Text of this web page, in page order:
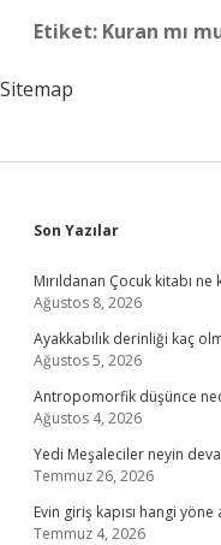
Etiket: Kuran mı
Sitemap
Sidebar
Son Yazılar
Mırıldanan Çocuk kitabı ne
Ağustos 8, 2026
Ayakkabılık derinliği kaç
Ağustos 5, 2026
Antropomorfik düşünce
Ağustos 4, 2026
Yedi Meşaleciler neyin
Temmuz 26, 2026
Evin giriş kapısı hangi yöne
Temmuz 4, 2026